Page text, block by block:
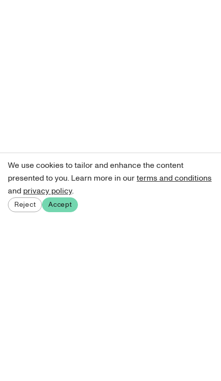
We use cookies to tailor and enhance the content
presented to you. Learn more in ourterms and conditions
and privacy policy.
Reject Accept